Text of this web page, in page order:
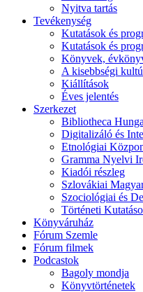
Nyitva tartás
Tevékenység
Kutatások és
Kutatások és
Könyvek,
A kisebbségi
Kiállítások
Éves jelentés
Szerkezet
Bibliotheca
Digitalizáló és
Etnológiai
Gramma Nyelvi
Kiadói részleg
Szlovákiai
Szociológiai és
Történeti
Könyváruház
Fórum Szemle
Fórum filmek
Podcastok
Bagoly mondja
Könyvtörténetek